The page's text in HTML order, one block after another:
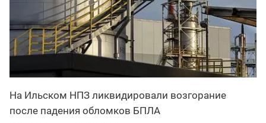
На Ильском НПЗ ликвидировали возгорание
после падения обломков БПЛА